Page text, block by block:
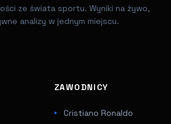
ze świata sportu. Wyniki na żywo,
analizy w jednym miejscu.
ZAWODNICY
Cristiano Ronaldo